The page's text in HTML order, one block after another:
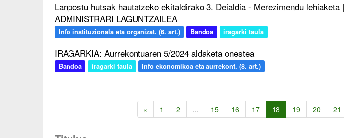
Lanpostu hutsak hautatzeko ekitaldirako 3. Deialdia - Merezimendu lehiaketa |
ADMINISTRARI LAGUNTZAILEA
Info instituzionala eta organizat. (6. art.) Bandoa iragarki taula
IRAGARKIA: Aurrekontuaren 5/2024 aldaketa onestea
Bandoa iragarki taula Info ekonomikoa eta aurrekont. (8. art.)
« 1 2 ... 15 16 17 18 19 20 21